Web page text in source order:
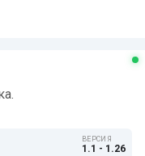
ВЕРСИЯ
1.1 - 1.26